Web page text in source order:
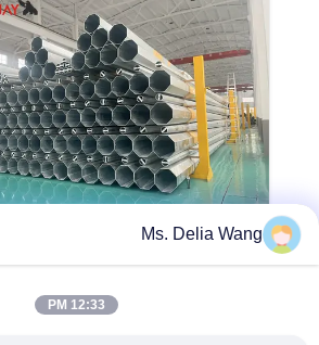
1.5 Mauritania Power Distribution
Ms. Delia Wang
12:33 PM